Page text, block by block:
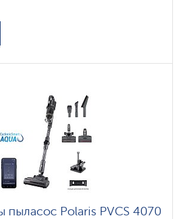
пыласос Polaris PVCS 4070